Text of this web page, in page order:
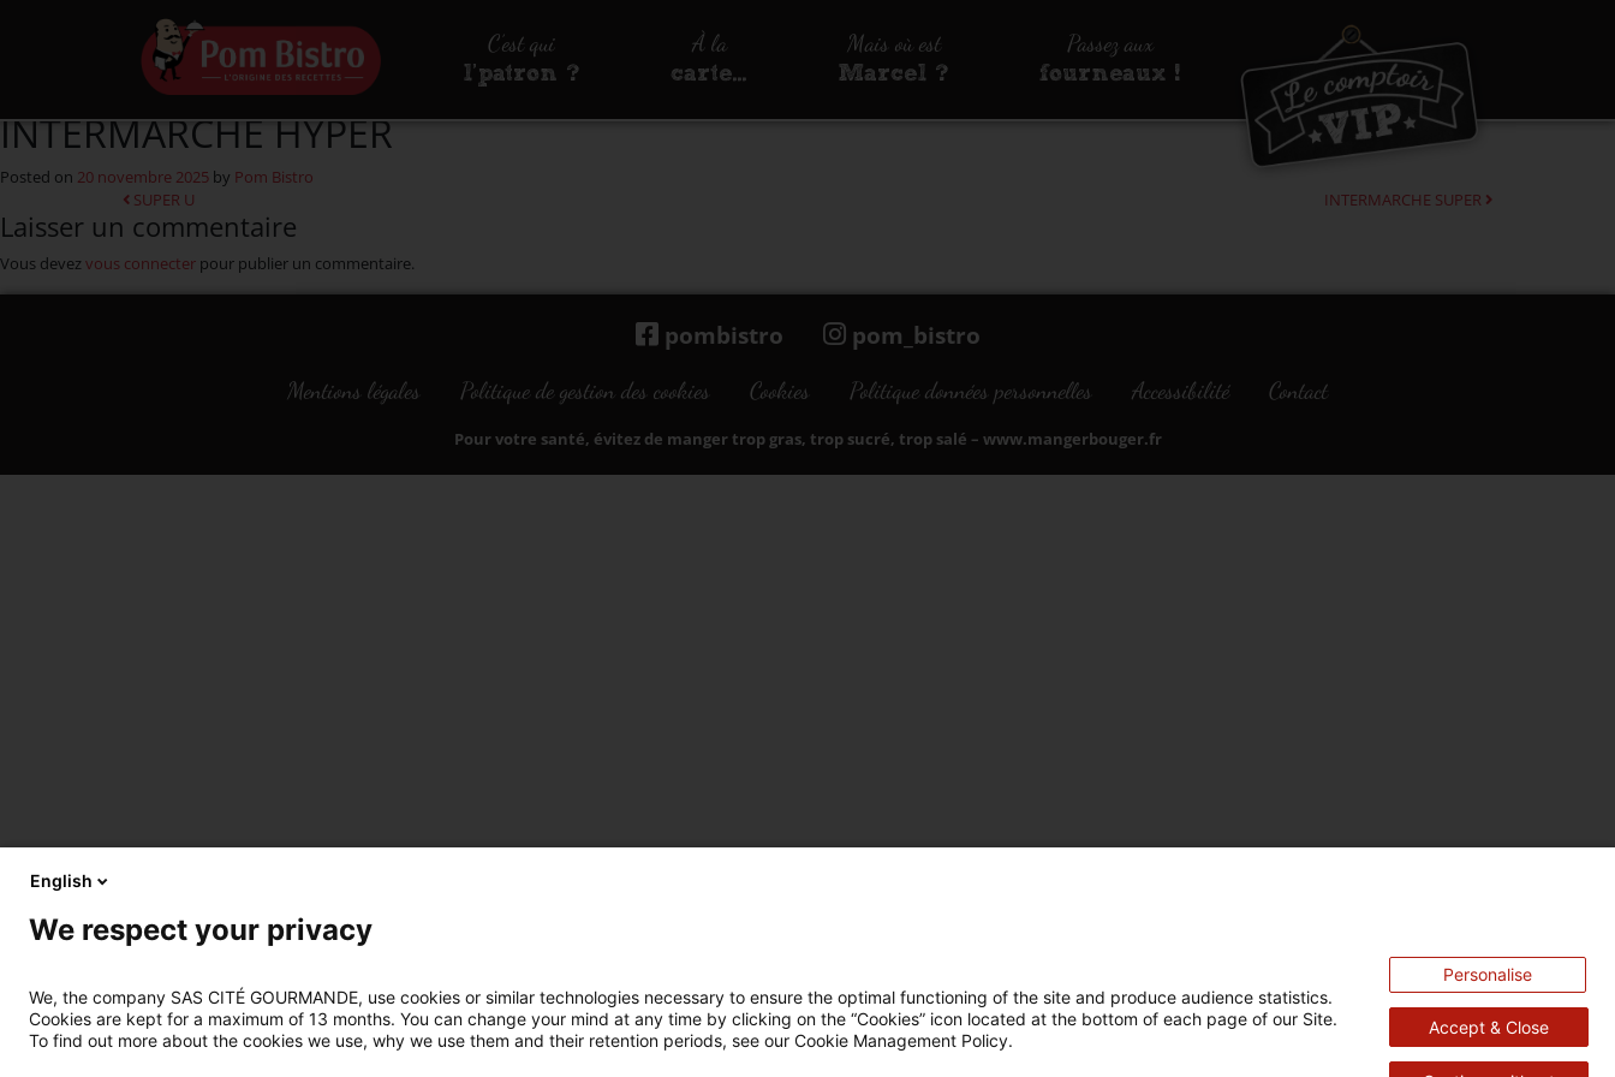
C’est qui
l’patron ?
À la
carte…
Mais où est
Marcel ?
Passez aux
fourneaux !
INTERMARCHE HYPER
Posted on 20 novembre 2025 by Pom Bistro
Navigation
SUPER U INTERMARCHE SUPER
Laisser un commentaire
Vous devez vous connecter pour publier un commentaire.
pombistro pom_bistro
Mentions légales Politique de gestion des cookies Cookies Politique données personnelles Accessibilité Contact
Pour votre santé, évitez de manger trop gras, trop sucré, trop salé – www.mangerbouger.fr
English
We respect your privacy
We, the company SAS CITÉ GOURMANDE, use cookies or similar technologies necessary to ensure the optimal functioning of the site and produce audience statistics.
Cookies are kept for a maximum of 13 months. You can change your mind at any time by clicking on the “Cookies” icon located at the bottom of each page of our Site.
To find out more about the cookies we use, why we use them and their retention periods, see our Cookie Management Policy.
Personalise
Accept & Close